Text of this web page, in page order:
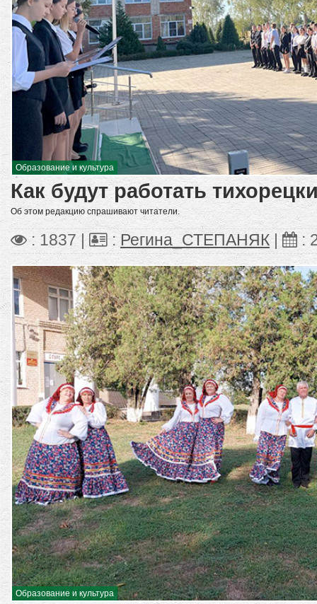
Образование и культура
Как будут работать
Об этом редакцию спрашивают читатели.
: 1837 | :Регина_СТЕПАНЯК :
Образование и культура